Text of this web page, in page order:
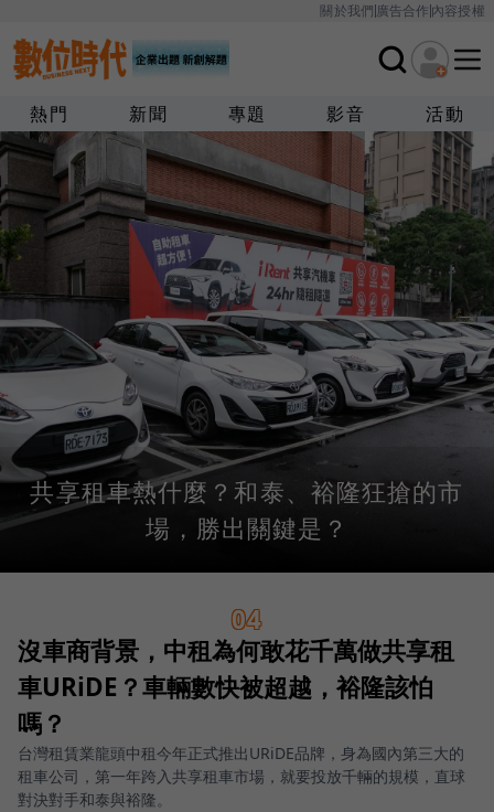
關於我們廣告合作內容授權
熱門 新聞 專題 影音 活動
共享租車熱什麼？和泰、裕隆狂搶的市
場，勝出關鍵是？
04
沒車商背景，中租為何敢花千萬做共享租
車URiDE？車輛數快被超越，裕隆該怕
嗎？
台灣租賃業龍頭中租今年正式推出URiDE品牌，身為國內第三大的
租車公司，第一年跨入共享租車市場，就要投放千輛的規模，直球
對決對手和泰與裕隆。